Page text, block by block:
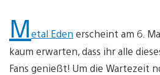
Metal Eden erscheint am 6.
kaum erwarten, dass ihr alle
Fans genießt! Um die Wartezeit